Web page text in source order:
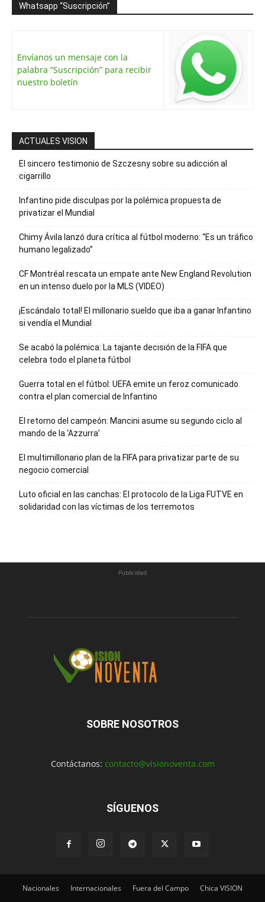
Whatsapp “Suscripción”
Envíanos un mensaje con la
palabra “Suscripción” para recibir
nuestro boletín
ACTUALES VISION
El sincero testimonio de Szczesny sobre su adicción al
cigarrillo
Infantino pide disculpas por la polémica propuesta de
privatizar el Mundial
Chimy Ávila lanzó dura crítica al fútbol moderno: “Es un tráfico
humano legalizado”
CF Montréal rescata un empate ante New England Revolution
en un intenso duelo por la MLS (VIDEO)
¡Escándalo total! El millonario sueldo que iba a ganar Infantino
si vendía el Mundial
Se acabó la polémica: La tajante decisión de la FIFA que
celebra todo el planeta fútbol
Guerra total en el fútbol: UEFA emite un feroz comunicado
contra el plan comercial de Infantino
El retorno del campeón: Mancini asume su segundo ciclo al
mando de la ‘Azzurra’
El multimillonario plan de la FIFA para privatizar parte de su
negocio comercial
Luto oficial en las canchas: El protocolo de la Liga FUTVE en
solidaridad con las víctimas de los terremotos
Publicidad
SOBRE NOSOTROS
Contáctanos: contacto@visionoventa.com
SÍGUENOS
Nacionales Internacionales Fuera del Campo Chica VISION